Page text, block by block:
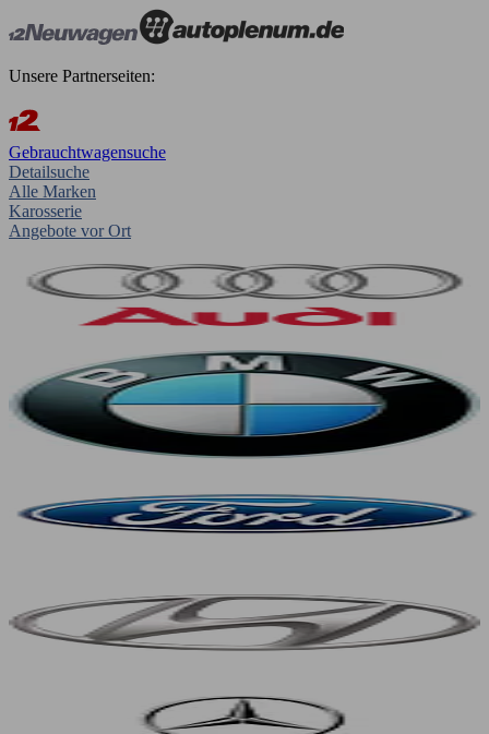
Unsere Partnerseiten:
Gebrauchtwagensuche
Detailsuche
Alle Marken
Karosserie
Angebote vor Ort